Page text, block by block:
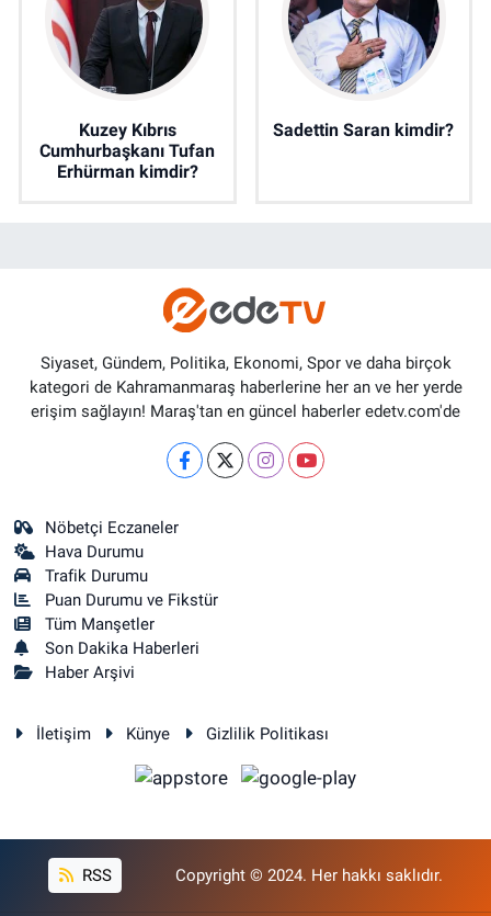
Kuzey Kıbrıs
Cumhurbaşkanı Tufan
Erhürman kimdir?
Sadettin Saran kimdir?
Siyaset, Gündem, Politika, Ekonomi, Spor ve daha birçok
kategori de Kahramanmaraş haberlerine her an ve her yerde
erişim sağlayın! Maraş'tan en güncel haberler edetv.com'de
Nöbetçi Eczaneler
Hava Durumu
Trafik Durumu
Puan Durumu ve Fikstür
Tüm Manşetler
Son Dakika Haberleri
Haber Arşivi
İletişim Künye Gizlilik Politikası
RSS Copyright © 2024. Her hakkı saklıdır.